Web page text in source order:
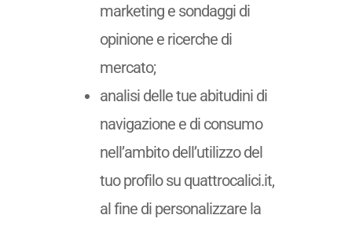
marketing e sondaggi di
opinione e ricerche di
mercato;
analisi delle tue abitudini di
navigazione e di consumo
nell’ambito dell’utilizzo del
tuo profilo su quattrocalici.it,
al fine di personalizzare la